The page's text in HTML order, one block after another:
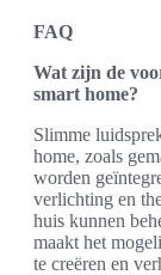
FAQ
Wat zijn de
smart home?
Slimme
home, zoals
worden
verlichting en
huis kunnen
maakt het
te creëren en